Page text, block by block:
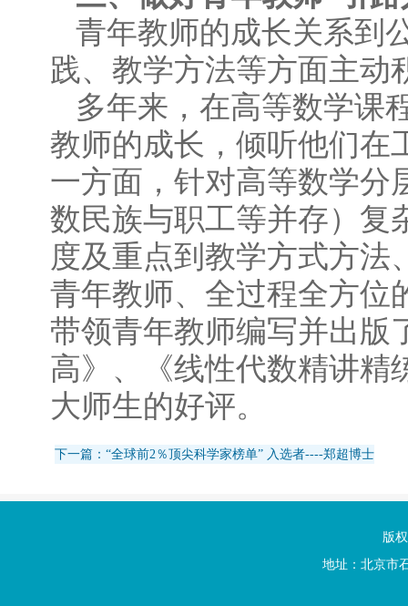
青年教师的成长关系到
践、教学方法等方面主动
多年来，在高等数学课
教师的成长，倾听他们在
一方面，针对高等数学分
数民族与职工等并存）复
度及重点到教学方式方法
青年教师、全过程全方位
带领青年教师编写并出版
高》、《线性代数精讲精
大师生的好评。
下一篇：“全球前2％顶尖科学家榜单” 入选者----郑超博士
版
地址：北京市